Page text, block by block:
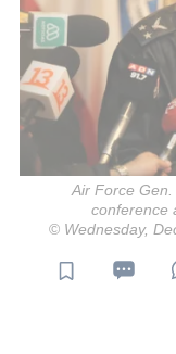
Air Force
conference
Wednesday,